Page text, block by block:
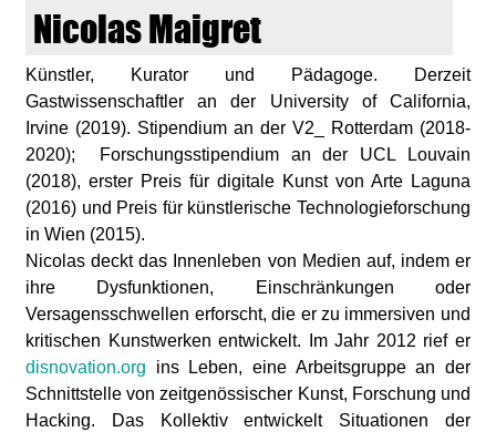
e
n
k
u
n
s
Nicolas Maigret
Künstler, Kurator und Pädagoge. Derzeit
Gastwissenschaftler an der University of California,
Irvine (2019). Stipendium an der V2_ Rotterdam (2018-
2020); Forschungsstipendium an der UCL Louvain
(2018), erster Preis für digitale Kunst von Arte Laguna
(2016) und Preis für künstlerische Technologieforschung
in Wien (2015).
Nicolas deckt das Innenleben von Medien auf, indem er
ihre Dysfunktionen, Einschränkungen oder
Versagensschwellen erforscht, die er zu immersiven und
kritischen Kunstwerken entwickelt. Im Jahr 2012 rief er
disnovation.org ins Leben, eine Arbeitsgruppe an der
Schnittstelle von zeitgenössischer Kunst, Forschung und
Hacking. Das Kollektiv entwickelt Situationen der